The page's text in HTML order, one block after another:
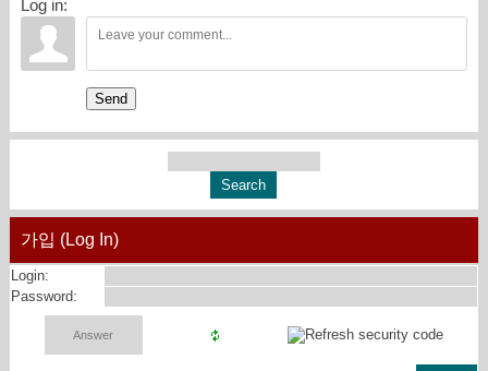
Log in:
Send
가입 (Log In)
Login:
Password: